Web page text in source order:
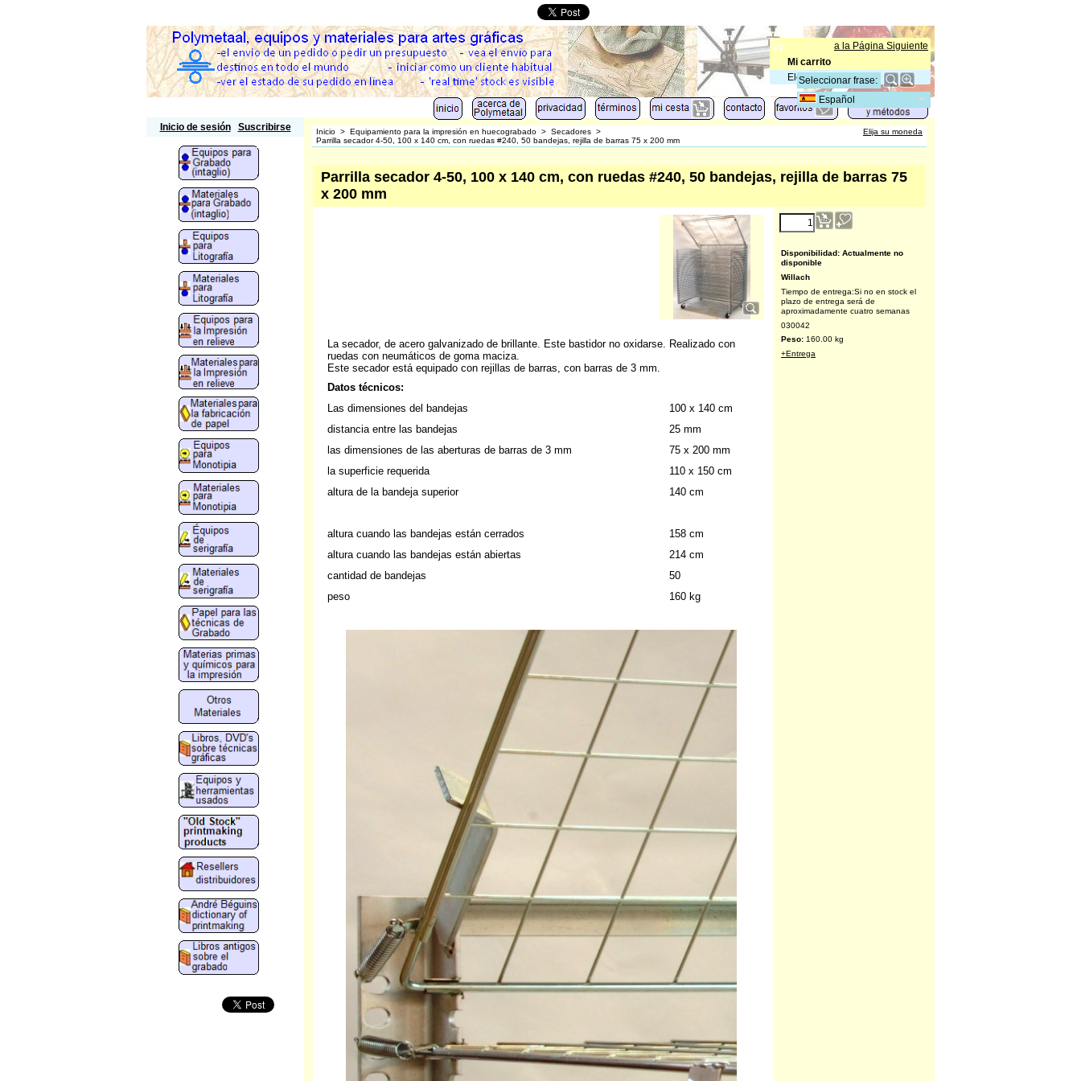
a la Página Siguiente
Mi carrito
Elementos:0
Español
Inicio de sesión Suscribirse Inicio > Equipamiento para la impresión en huecograbado > Secadores >
Parrilla secador 4-50, 100 x 140 cm, con ruedas #240, 50 bandejas, rejilla de barras 75 x 200 mm
Elija su moneda
Parrilla secador 4-50, 100 x 140 cm, con ruedas #240, 50 bandejas, rejilla de barras 75
x 200 mm
1,937.00
(excl. IVA)
Disponibilidad
: Actualmente no
disponible
Willach
Tiempo de entrega:
plazo de entrega será de
aproximadamente cuatro semanas
030042
La secador, de acero galvanizado de brillante. Este bastidor no oxidarse. Realizado con
ruedas con neumáticos de goma maciza.
Este secador está equipado con rejillas de barras, con barras de 3 mm.
Datos técnicos:
Las dimensiones del bandejas
100 x 140 cm
distancia entre las bandejas
25 mm
las dimensiones de las aberturas de barras de 3 mm
75 x 200 mm
la superficie requerida
110 x 150 cm
altura de la bandeja superior
140 cm
altura cuando las bandejas están cerrados
158 cm
altura cuando las bandejas están abiertas
214 cm
cantidad de bandejas
50
peso
160 kg